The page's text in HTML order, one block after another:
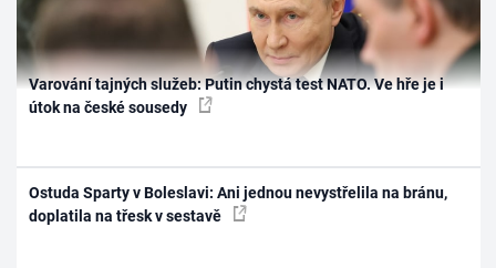
Varování tajných služeb: Putin chystá test NATO. Ve hře je i
útok na české sousedy
Ostuda Sparty v Boleslavi: Ani jednou nevystřelila na bránu,
doplatila na třesk v sestavě